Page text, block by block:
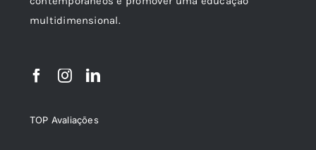
multidimensional.
TOP Avaliações